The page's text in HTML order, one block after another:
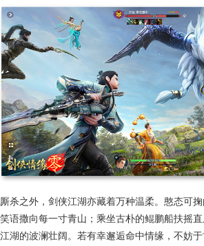
厮杀之外，剑侠江湖亦藏着万种温柔。憨态可
笑语撒向每一寸青山；乘坐古朴的鲲鹏船扶摇
江湖的波澜壮阔。若有幸邂逅命中情缘，不妨